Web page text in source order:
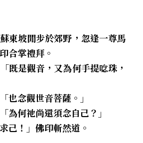
坡閒步於郊野，忽逢一尊馬
合掌禮拜。
是觀音，又為何手提唸珠，
念觀世音菩薩。」
何祂尚還須念自己？」
！」佛印斬然道。